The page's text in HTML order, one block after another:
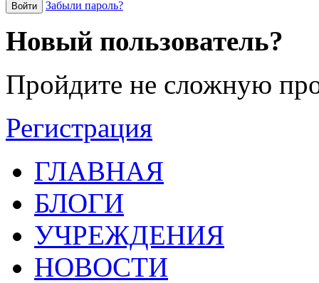
Войти Забыли пароль?
Новый пользователь?
Пройдите не сложную
Регистрация
ГЛАВНАЯ
БЛОГИ
УЧРЕЖДЕНИЯ
НОВОСТИ